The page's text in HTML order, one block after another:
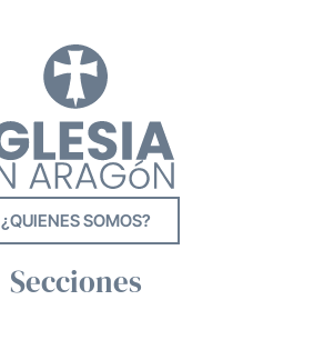
¿QUIENES SOMOS?
Secciones